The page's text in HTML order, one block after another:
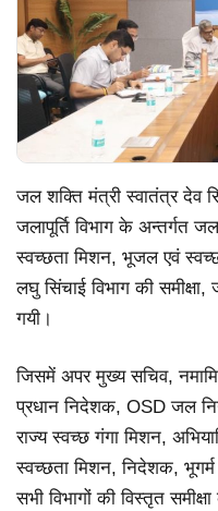
जल शक्ति मंत्री स्वातंत्र देव
जलापूर्ति विभाग के अन्तर्गत
स्वच्छता मिशन, भूजल एवं
लघु सिंचाई विभाग की
गयी।
जिसमें अपर मुख्य सचिव, नमामि
प्रधान निदेशक, OSD जल
राज्य स्वच्छ गंगा मिशन,
स्वच्छता मिशन, निदेशक, भूगर्म
सभी विभागों की विस्तृत